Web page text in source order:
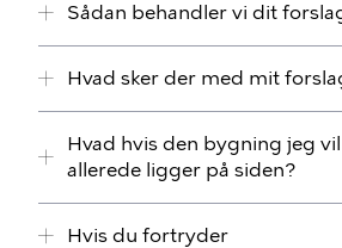
Sådan behandler vi dit
Hvad sker der med mit
Hvad hvis den bygning jeg
allerede ligger på siden?
Hvis du fortryder